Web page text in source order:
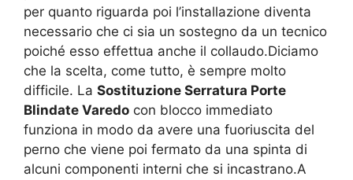
per quanto riguarda poi l’installazione diventa
necessario che ci sia un sostegno da un tecnico
poiché esso effettua anche il collaudo.Diciamo
che la scelta, come tutto, è sempre molto
difficile. La Sostituzione Serratura Porte
Blindate Varedo con blocco immediato
funziona in modo da avere una fuoriuscita del
perno che viene poi fermato da una spinta di
alcuni componenti interni che si incastrano.A